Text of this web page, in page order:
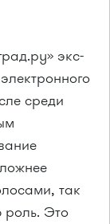
экс-
среди
так
роль. Это